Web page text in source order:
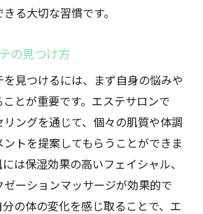
る大切な習慣です。
の見つけ方
を見つけるには、まず自身の悩みや
とが重要です。エステサロンで
ングを通じて、個々の肌質や体調
トを提案してもらうことができま
は保湿効果の高いフェイシャル、
ーションマッサージが効果的で
の体の変化を感じ取ることで、エ